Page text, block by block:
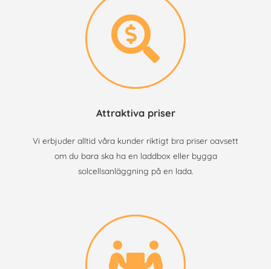
Attraktiva priser
Vi erbjuder alltid våra kunder riktigt bra priser oavsett
om du bara ska ha en laddbox eller bygga
solcellsanläggning på en lada.